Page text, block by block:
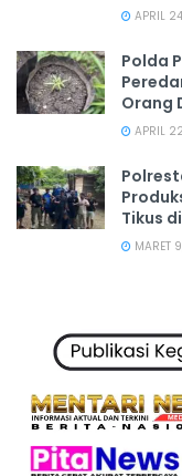
APRIL
Polda
Orang
APRIL
Tikus
MARET